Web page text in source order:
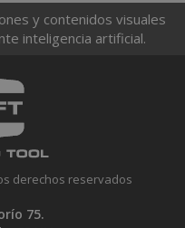
y contenidos visuales
inteligencia artificial.
derechos reservados
75.